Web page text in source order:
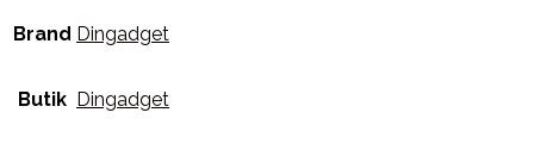
Brand Dingadget
Butik Dingadget